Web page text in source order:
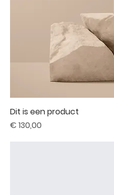
Dit is een product
Prijs
€ 130,00